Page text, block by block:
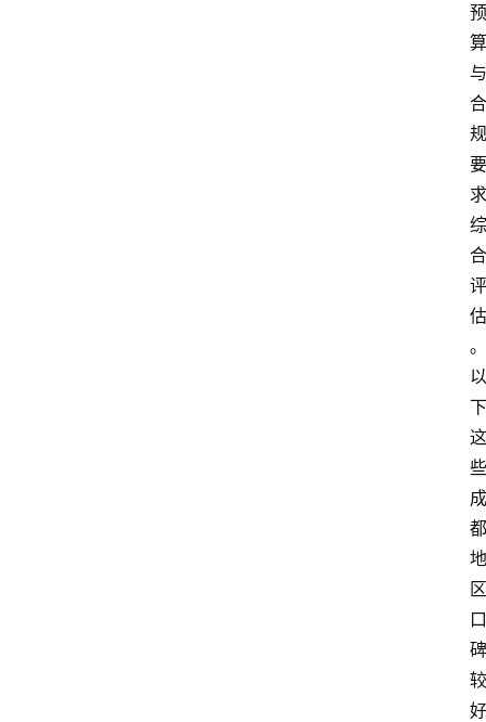
预
算
与
合
规
要
求
综
合
评
估
。
以
下
这
些
成
都
地
区
口
碑
较
好